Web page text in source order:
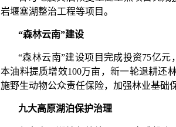
岩堰塞湖整治工程等项目。
“森林云南”建设
“森林云南”建设项目完成投资75亿
本油料提质增效100万亩，新一轮退耕还
施野生动物公众责任保险，加强林业基础
九大高原湖泊保护治理